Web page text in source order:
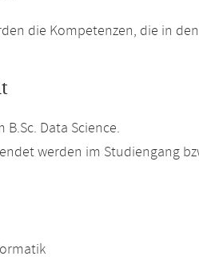
die Kompetenzen, die in
Data Science.
werden im Studiengang